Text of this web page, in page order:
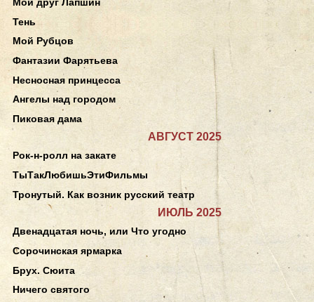
Тень
Мой Рубцов
Фантазии Фарятьева
Несносная принцесса
Ангелы над городом
Пиковая дама
АВГУСТ 2025
Рок-н-ролл на закате
ТыТакЛюбишьЭтиФильмы
Тронутый. Как возник русский театр
ИЮЛЬ 2025
Двенадцатая ночь, или Что угодно
Сорочинская ярмарка
Брух. Сюита
Ничего святого